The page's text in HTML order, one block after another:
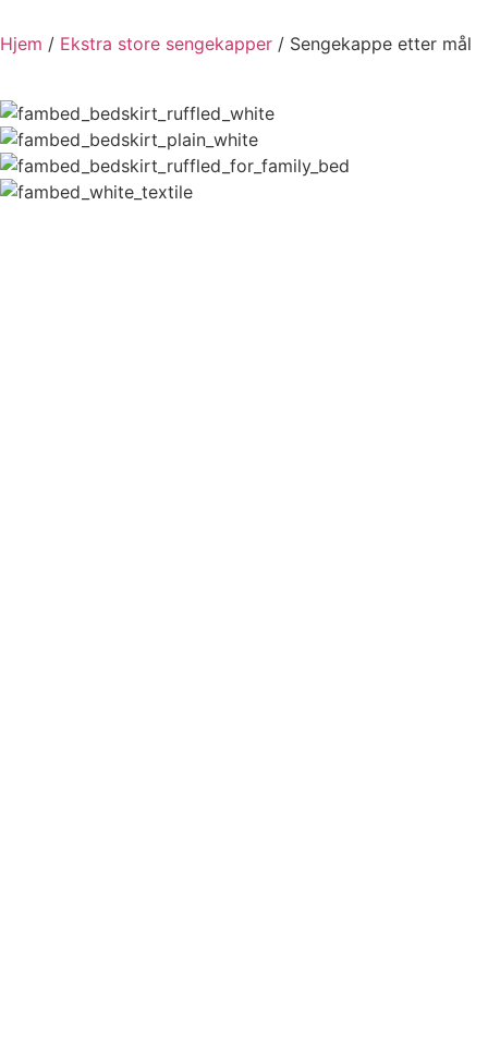
Hjem / Ekstra store sengekapper / Sengekappe etter mål